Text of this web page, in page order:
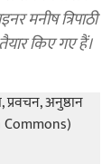
मनीष त्रिपाठी
किए गए हैं।